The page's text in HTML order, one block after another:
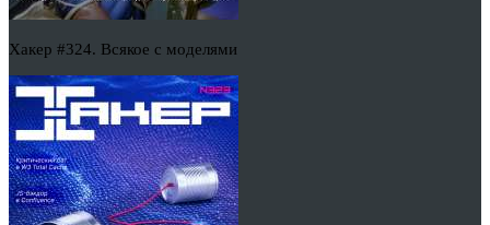
Хакер #324. Всякое с моделями